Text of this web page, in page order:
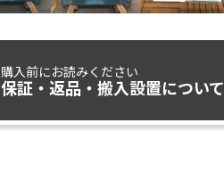
購入前にお読みください
保証・返品・搬入設置について